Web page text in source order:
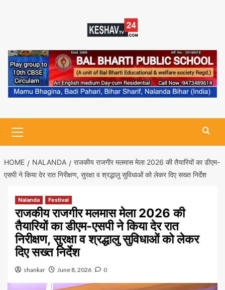
Menu
HOME NALANDA
राजकीय राजगीर मलमास मेला 2026 की तैयारियों का डीएम-
एसपी ने किया देर रात निरीक्षण, सुरक्षा व श्रद्धालु सुविधाओं को लेकर दिए सख्त निर्देश
Nalanda Festival
राजकीय राजगीर मलमास मेला 2026 की
तैयारियों का डीएम-एसपी ने किया देर रात
निरीक्षण, सुरक्षा व श्रद्धालु सुविधाओं को लेकर
दिए सख्त निर्देश
shankar June 8, 2026 0